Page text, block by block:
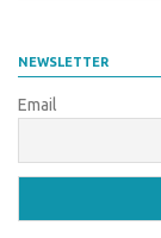
NEWSLETTER
Email